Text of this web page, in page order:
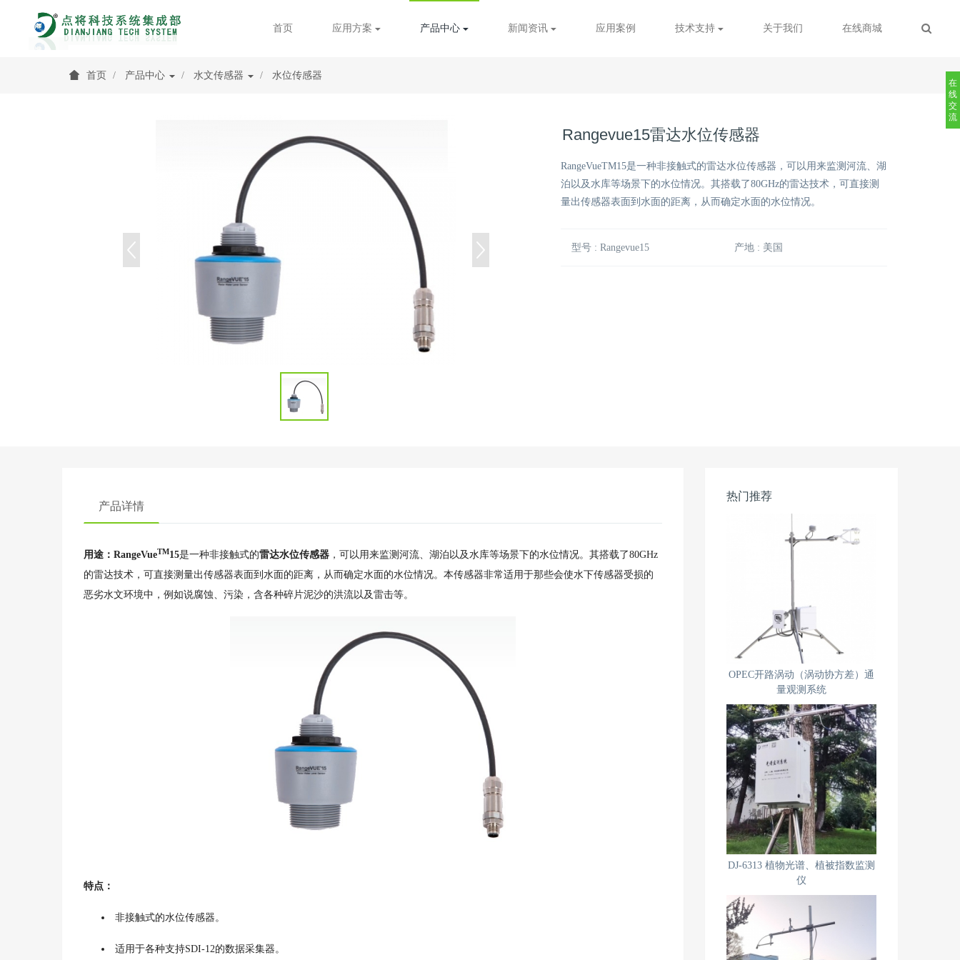
首页 应用方案 产品中心 新闻资讯 应用案例 技术支持 关于我们 在线商城
首页 产品中心 水文传感器 水位传感器
Rangevue15雷达水位传感器
RangeVueTM15是一种非接触式的雷达水位传感器，可以用来监测河流、湖
泊以及水库等场景下的水位情况。其搭载了80GHz的雷达技术，可直接测
量出传感器表面到水面的距离，从而确定水面的水位情况。
型号 : Rangevue15 产地 : 美国
产品详情
用途：RangeVueTM15是一种非接触式的雷达水位传感器 ，可以用来监测河流、湖泊以及水库等场景下的水位情况。其搭载了80GHz
的雷达技术，可直接测量出传感器表面到水面的距离，从而确定水面的水位情况。本传感器非常适用于那些会使水下传感器受损的
恶劣水文环境中，例如说腐蚀、污染，含各种碎片泥沙的洪流以及雷击等。
特点：
非接触式的水位传感器。
适用于各种支持SDI-12的数据采集器。
热门推荐
OPEC开路涡动（涡动协方差）通
量观测系统
DJ-6313 植物光谱、植被指数监测
仪
在
线
交
流